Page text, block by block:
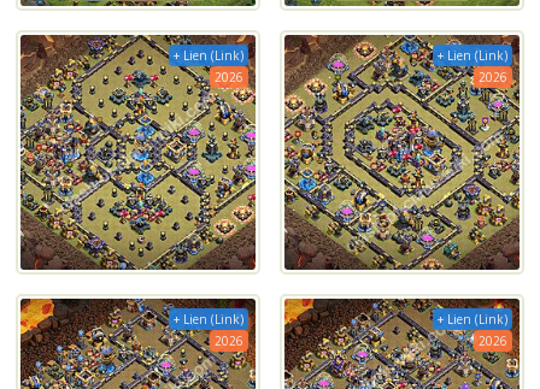
+ Lien (Link)
2026
+ Lien (Link)
2026
+ Lien (Link)
2026
+ Lien (Link)
2026